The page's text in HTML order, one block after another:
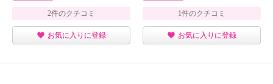
2件のクチコミ
お気に入りに登録
1件のクチコミ
お気に入りに登録